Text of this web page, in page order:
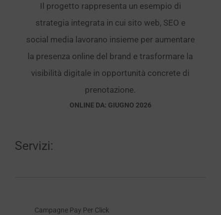
Il progetto rappresenta un esempio di
strategia integrata in cui sito web, SEO e
social media lavorano insieme per aumentare
la presenza online del brand e trasformare la
visibilità digitale in opportunità concrete di
prenotazione.
ONLINE DA: GIUGNO 2026
Servizi:
Campagne Pay Per Click